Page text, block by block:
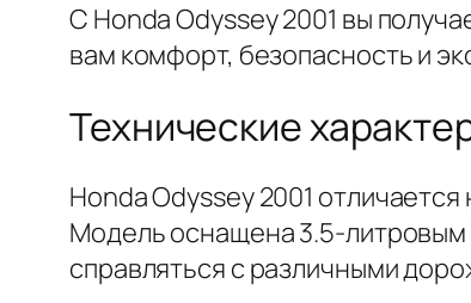
С Honda Odyssey 2001 вы
вам комфорт, безопасность и
Технические
Honda Odyssey 2001
Модель оснащена 3.5-литровым
справляться с различными